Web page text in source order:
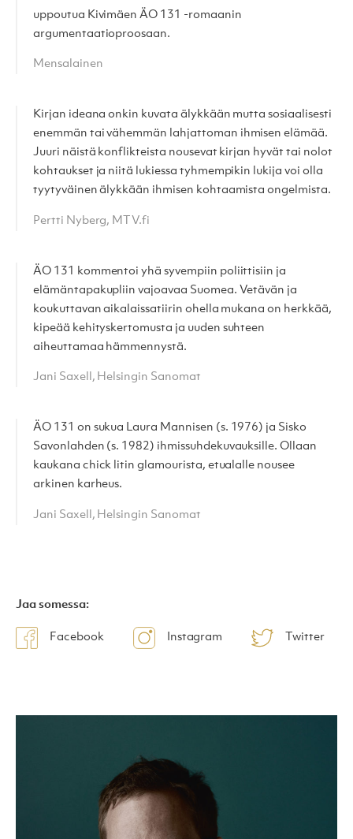
Jaa somessa:
Facebook Instagram Twitter
uppoutua Kivimäen ÄO 131 -romaanin
argumentaatioproosaan.
Mensalainen
Kirjan ideana onkin kuvata älykkään mutta sosiaalisesti
enemmän tai vähemmän lahjattoman ihmisen elämää.
Juuri näistä konflikteista nousevat kirjan hyvät tai nolot
kohtaukset ja niitä lukiessa tyhmempikin lukija voi olla
tyytyväinen älykkään ihmisen kohtaamista ongelmista.
Pertti Nyberg, MTV.fi
ÄO 131 kommentoi yhä syvempiin poliittisiin ja
elämäntapakupliin vajoavaa Suomea. Vetävän ja
koukuttavan aikalaissatiirin ohella mukana on herkkää,
kipeää kehityskertomusta ja uuden suhteen
aiheuttamaa hämmennystä.
Jani Saxell, Helsingin Sanomat
ÄO 131 on sukua Laura Mannisen (s. 1976) ja Sisko
Savonlahden (s. 1982) ihmissuhdekuvauksille. Ollaan
kaukana chick litin glamourista, etualalle nousee
arkinen karheus.
Jani Saxell, Helsingin Sanomat